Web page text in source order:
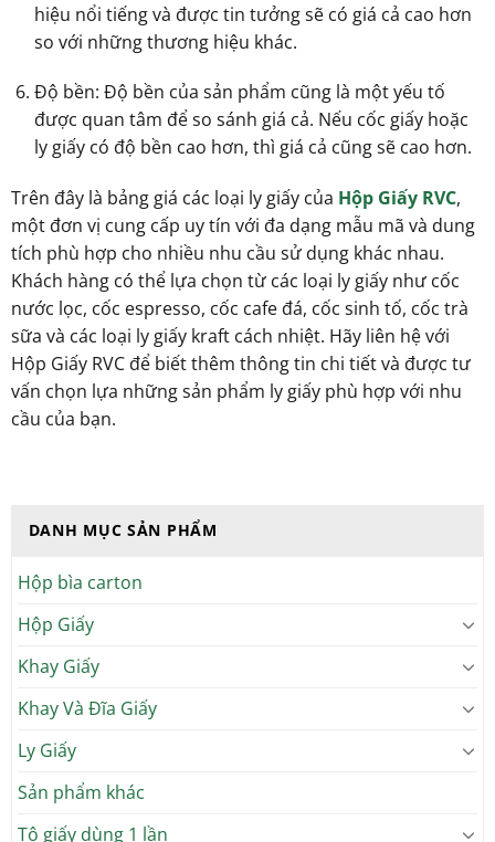
hiệu nổi tiếng và được tin tưởng sẽ có giá cả cao hơn
so với những thương hiệu khác.
Độ bền: Độ bền của sản phẩm cũng là một yếu tố
được quan tâm để so sánh giá cả. Nếu cốc giấy hoặc
ly giấy có độ bền cao hơn, thì giá cả cũng sẽ cao hơn.
Trên đây là bảng giá các loại ly giấy của Hộp Giấy RVC,
một đơn vị cung cấp uy tín với đa dạng mẫu mã và dung
tích phù hợp cho nhiều nhu cầu sử dụng khác nhau.
Khách hàng có thể lựa chọn từ các loại ly giấy như cốc
nước lọc, cốc espresso, cốc cafe đá, cốc sinh tố, cốc trà
sữa và các loại ly giấy kraft cách nhiệt. Hãy liên hệ với
Hộp Giấy RVC để biết thêm thông tin chi tiết và được tư
vấn chọn lựa những sản phẩm ly giấy phù hợp với nhu
cầu của bạn.
DANH MỤC SẢN PHẨM
Hộp bìa carton
Hộp Giấy
Khay Giấy
Khay Và Đĩa Giấy
Ly Giấy
Sản phẩm khác
Tô giấy dùng 1 lần